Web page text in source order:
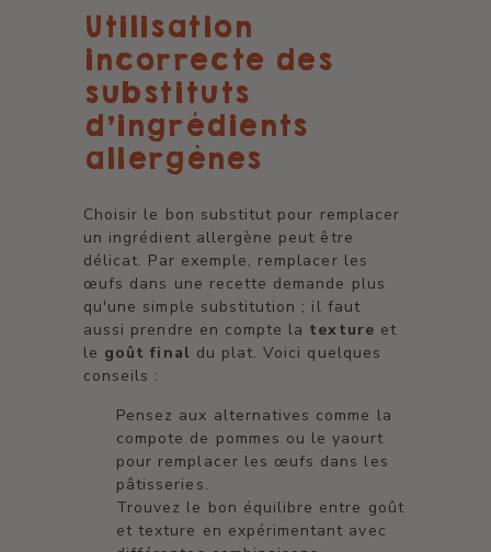
Utilisation
incorrecte des
substituts
d'ingrédients
allergènes
Choisir le bon substitut pour remplacer
un ingrédient allergène peut être
délicat. Par exemple, remplacer les
œufs dans une recette demande plus
qu'une simple substitution ; il faut
aussi prendre en compte la texture et
le goût final du plat. Voici quelques
conseils :
Pensez aux alternatives comme la
compote de pommes ou le yaourt
pour remplacer les œufs dans les
pâtisseries.
Trouvez le bon équilibre entre goût
et texture en expérimentant avec